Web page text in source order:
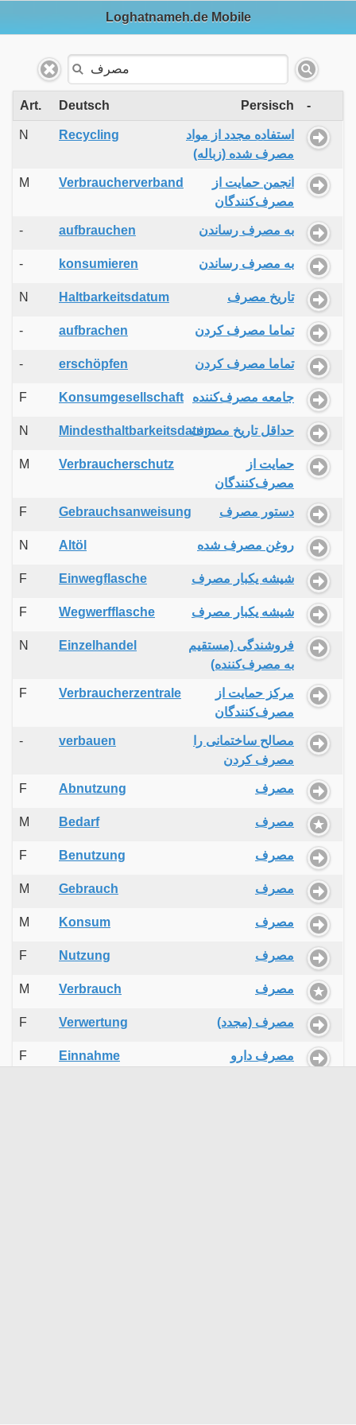
Loghatnameh.de Mobile
Art. Deutsch Persisch -
N Recycling
استفاده مجدد از مواد
مصرف شده (زباله)
M Verbraucherverband
انجمن حمایت از
مصرف‌کنندگان
- aufbrauchen به مصرف رساندن
- konsumieren به مصرف رساندن
N Haltbarkeitsdatum تاریخ مصرف
- aufbrachen تماما مصرف کردن
- erschöpfen تماما مصرف کردن
F Konsumgesellschaft جامعه مصرف‌کننده
N Mindesthaltbarkeitsdatumحداقل تاریخ مصرف
M Verbraucherschutz
حمایت از
مصرف‌کنندگان
F Gebrauchsanweisung دستور مصرف
N Altöl روغن مصرف شده
F Einwegflasche شیشه یکبار مصرف
F Wegwerfflasche شیشه یکبار مصرف
N Einzelhandel
فروشندگی (مستقیم
به مصرف‌کننده)
F Verbraucherzentrale
مرکز حمایت از
مصرف‌کنندگان
- verbauen
مصالح ساختمانی را
مصرف کردن
F Abnutzung مصرف
M Bedarf مصرف
F Benutzung مصرف
M Gebrauch مصرف
M Konsum مصرف
F Nutzung مصرف
M Verbrauch مصرف
F Verwertung مصرف (مجدد)
F Einnahme مصرف دارو